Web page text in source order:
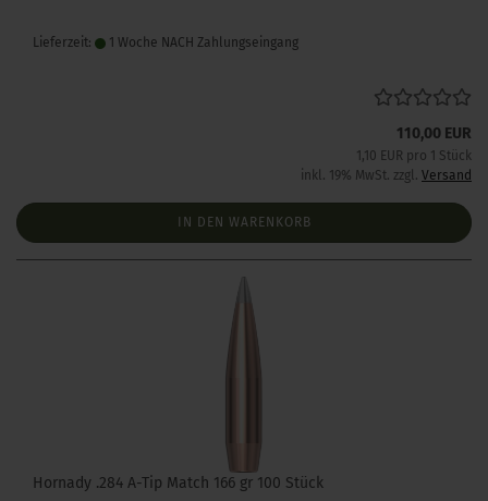
Lieferzeit: 1 Woche NACH Zahlungseingang
110,00 EUR
1,10 EUR pro 1 Stück
inkl. 19% MwSt. zzgl. Versand
IN DEN WARENKORB
Hornady .284 A-Tip Match 166 gr 100 Stück